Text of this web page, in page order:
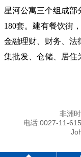
星河公寓三个组成部
180套。建有餐饮街
金融理财、财务、法
集批发、仓储、居住
非洲
电话:0027-11-